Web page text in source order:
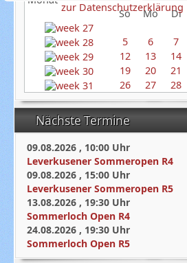
So
Mo Di
5
6 7
12
13 14
19
20 21
26
27 28
Nächste Termine
09.08.2026 , 10:00 Uhr
Leverkusener Sommeropen R4
09.08.2026 , 15:00 Uhr
Leverkusener Sommeropen R5
13.08.2026 , 19:30 Uhr
Sommerloch Open R4
24.08.2026 , 19:30 Uhr
Sommerloch Open R5
zur Datenschutzerklärung